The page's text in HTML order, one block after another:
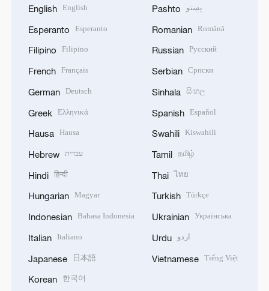
English English
Esperanto Esperanto
Filipino Filipino
French Français
German Deutsch
Greek Ελληνικά
Hausa Hausa
Hebrew עברית
Hindi हिन्दी
Hungarian Magyar
Indonesian Bahasa Indonesia
Italian Italiano
Japanese 日本語
Korean 한국어
Pashto پښتو
Romanian Română
Russian Русский
Serbian Српски
Sinhala සිංහල
Spanish Español
Swahili Kiswahili
Tamil தமிழ்
Thai ไทย
Turkish Türkçe
Ukrainian Українська
Urdu اردو
Vietnamese Tiếng Việt